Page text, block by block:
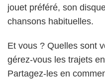
jouet préféré, son
chansons habituelles.
Et vous ? Quelles sont
gérez-vous les trajets
Partagez-les en